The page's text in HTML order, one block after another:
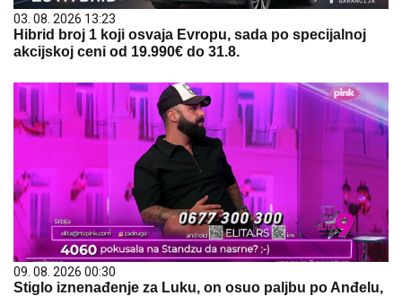
03. 08. 2026 13:23
Hibrid broj 1 koji osvaja Evropu, sada po specijalnoj
akcijskoj ceni od 19.990€ do 31.8.
09. 08. 2026 00:30
Stiglo iznenađenje za Luku, on osuo paljbu po Anđelu,